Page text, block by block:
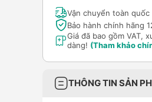
Vận chuyển toàn quốc
Bảo hành chính hãng
Giá đã bao gồm VAT,
dàng! (Tham khảo
THÔNG TIN SẢN